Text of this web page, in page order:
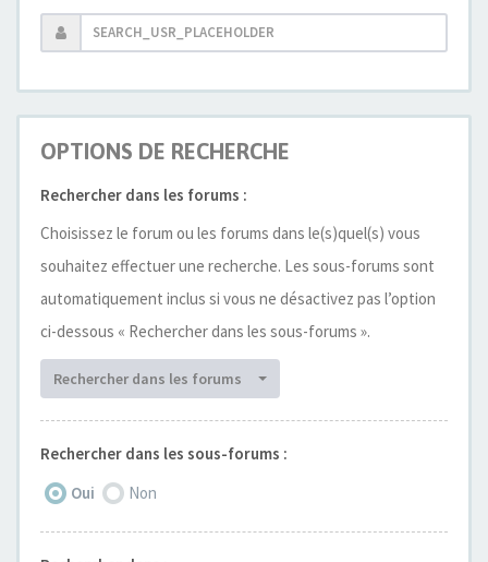
OPTIONS DE RECHERCHE
Rechercher dans les forums :
Choisissez le forum ou les forums dans le(s)quel(s) vous
souhaitez effectuer une recherche. Les sous-forums sont
automatiquement inclus si vous ne désactivez pas l’option
ci-dessous « Rechercher dans les sous-forums ».
Rechercher dans les forums
Rechercher dans les sous-forums :
Oui
Non